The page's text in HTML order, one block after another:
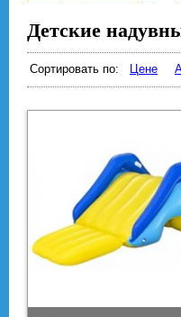
Детские
Сортировать по: Цене